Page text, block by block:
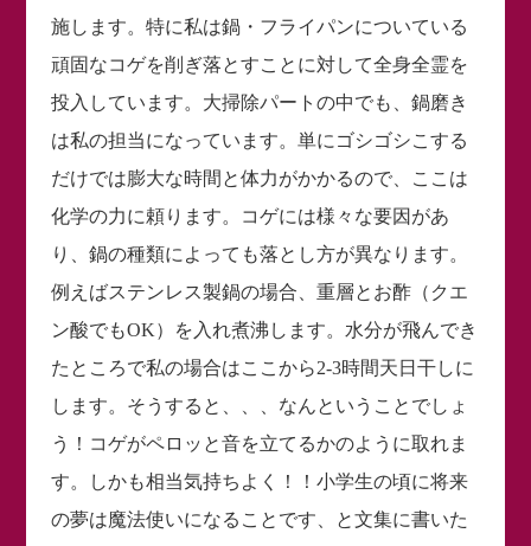
施します。特に私は鍋・フライパンについている
頑固なコゲを削ぎ落とすことに対して全身全霊を
投入しています。大掃除パートの中でも、鍋磨き
は私の担当になっています。単にゴシゴシこする
だけでは膨大な時間と体力がかかるので、ここは
化学の力に頼ります。コゲには様々な要因があ
り、鍋の種類によっても落とし方が異なります。
例えばステンレス製鍋の場合、重層とお酢（クエ
ン酸でもOK）を入れ煮沸します。水分が飛んでき
たところで私の場合はここから2-3時間天日干しに
します。そうすると、、、なんということでしょ
う！コゲがペロッと音を立てるかのように取れま
す。しかも相当気持ちよく！！小学生の頃に将来
の夢は魔法使いになることです、と文集に書いた